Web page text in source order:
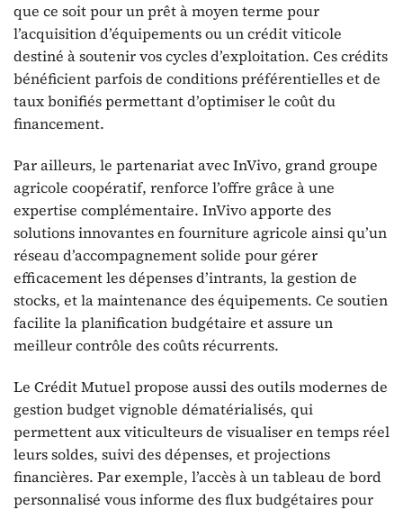
que ce soit pour un prêt à moyen terme pour
l’acquisition d’équipements ou un crédit viticole
destiné à soutenir vos cycles d’exploitation. Ces crédits
bénéficient parfois de conditions préférentielles et de
taux bonifiés permettant d’optimiser le coût du
financement.
Par ailleurs, le partenariat avec InVivo, grand groupe
agricole coopératif, renforce l’offre grâce à une
expertise complémentaire. InVivo apporte des
solutions innovantes en fourniture agricole ainsi qu’un
réseau d’accompagnement solide pour gérer
efficacement les dépenses d’intrants, la gestion de
stocks, et la maintenance des équipements. Ce soutien
facilite la planification budgétaire et assure un
meilleur contrôle des coûts récurrents.
Le Crédit Mutuel propose aussi des outils modernes de
gestion budget vignoble dématérialisés, qui
permettent aux viticulteurs de visualiser en temps réel
leurs soldes, suivi des dépenses, et projections
financières. Par exemple, l’accès à un tableau de bord
personnalisé vous informe des flux budgétaires pour